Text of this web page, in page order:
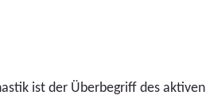
ist der Überbegriff des aktiven